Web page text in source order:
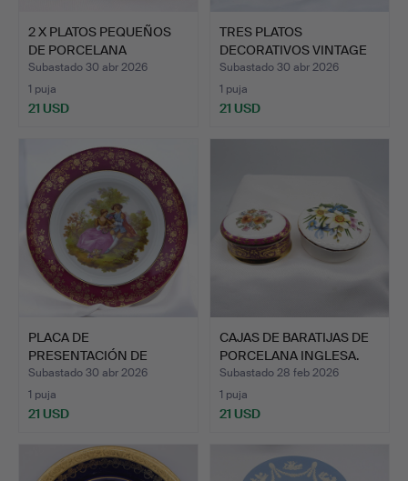
2 X PLATOS PEQUEÑOS
DE PORCELANA
FRANCESA.
Subastado 30 abr 2026
1 puja
21 USD
TRES PLATOS
DECORATIVOS VINTAGE
DE J.K.W C…
Subastado 30 abr 2026
1 puja
21 USD
PLACA DE
PRESENTACIÓN DE
PORCELANA FRANCES…
Subastado 30 abr 2026
1 puja
21 USD
CAJAS DE BARATIJAS DE
PORCELANA INGLESA.
Subastado 28 feb 2026
1 puja
21 USD